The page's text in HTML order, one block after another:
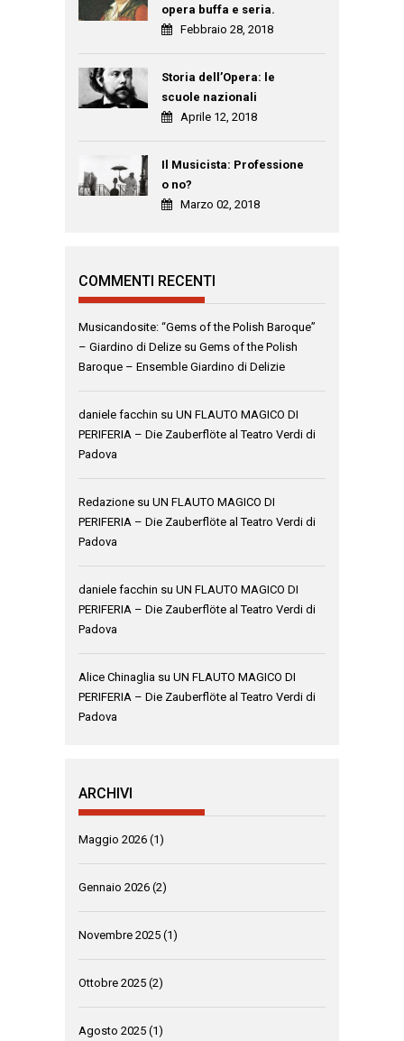
opera buffa e seria.
Febbraio 28, 2018
Storia dell’Opera: le
scuole nazionali
Aprile 12, 2018
Il Musicista: Professione
o no?
Marzo 02, 2018
COMMENTI RECENTI
Musicandosite: “Gems of the Polish Baroque”
– Giardino di Delize su Gems of the Polish
Baroque – Ensemble Giardino di Delizie
daniele facchin su UN FLAUTO MAGICO DI
PERIFERIA – Die Zauberflöte al Teatro Verdi di
Padova
Redazione su UN FLAUTO MAGICO DI
PERIFERIA – Die Zauberflöte al Teatro Verdi di
Padova
daniele facchin su UN FLAUTO MAGICO DI
PERIFERIA – Die Zauberflöte al Teatro Verdi di
Padova
Alice Chinaglia su UN FLAUTO MAGICO DI
PERIFERIA – Die Zauberflöte al Teatro Verdi di
Padova
ARCHIVI
Maggio 2026 (1)
Gennaio 2026 (2)
Novembre 2025 (1)
Ottobre 2025 (2)
Agosto 2025 (1)